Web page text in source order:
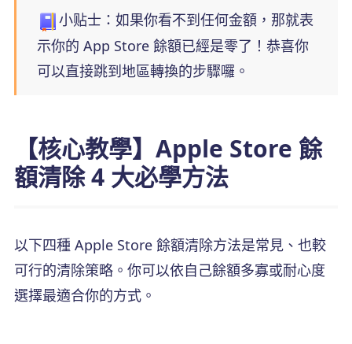
小贴士：如果你看不到任何金額，那就表
示你的 App Store 餘額已經是零了！恭喜你
可以直接跳到地區轉換的步驟囉。
【核心教學】Apple Store 餘
額清除 4 大必學方法
以下四種 Apple Store 餘額清除方法是常見、也較
可行的清除策略。你可以依自己餘額多寡或耐心度
選擇最適合你的方式。